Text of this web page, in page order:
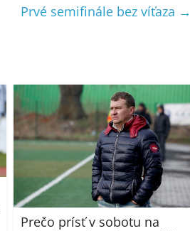
Prvé semifinále bez víťaza →
Prečo prísť v sobotu na